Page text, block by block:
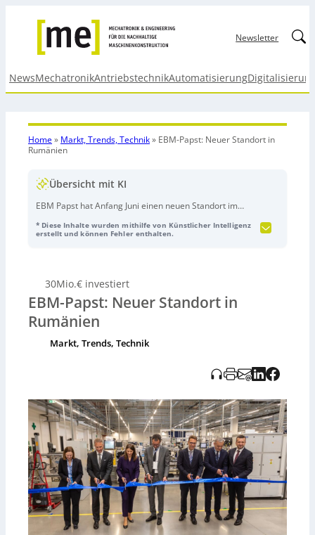
Newsletter
NewsMechatronikAntriebstechnikAutomatisierung
Home» Markt, Trends, Technik» EBM-Papst: Neuer Standort in
Rumänien
Übersicht mit KI
EBM Papst hat Anfang Juni einen neuen Standort im
Millionen Euro investiert. Der Bau wurde in zehn
Entwicklung, Produktion, Lager/Logistik sowie Büro und
Verwaltung; zudem gibt es Erweiterungspotenzial von
bis zu 10.000 Quadratmetern. Bei Planung und
Umsetzung standen Energieeffizienz und nachhaltige
Flächennutzung im Fokus – unter anderem durch
Eigenstromversorgung und begrünte Flächen. In den
nächsten fünf Jahren sollen weitere Arbeitsplätze
Administration; derzeit beschäftigt das Unternehmen in
Rumänien rund 200 Mitarbeitende.
* Diese Inhalte wurden mithilfe von Künstlicher Intelligenz
erstellt und können Fehler enthalten.
30Mio.€ investiert
EBM-Papst: Neuer Standort in
Rumänien
Markt, Trends, Technik